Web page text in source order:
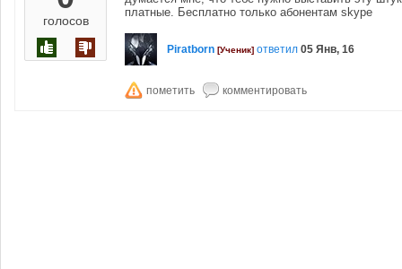
голосов
платные. Бесплатно только абонентам skype
Piratborn [Ученик] ответил 05 Янв, 16